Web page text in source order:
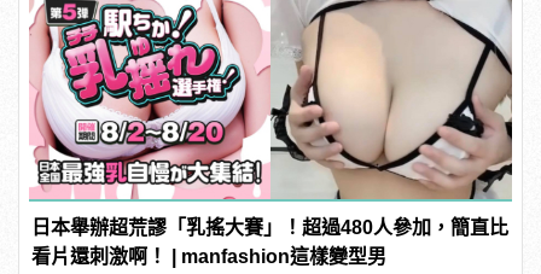
日本舉辦超荒謬「乳搖大賽」！超過480人參加，簡直比
看片還刺激啊！ | manfashion這樣變型男